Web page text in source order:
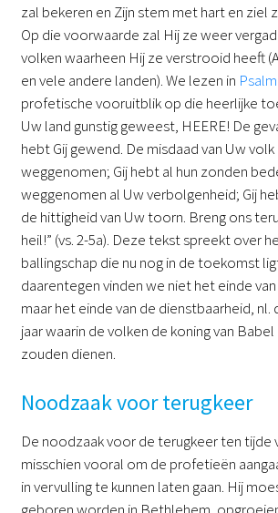
zal bekeren en Zijn stem met hart en ziel
Op die voorwaarde zal Hij ze weer
volken waarheen Hij ze verstrooid heeft
en vele andere landen). We lezen in
profetische vooruitblik op die heerlijke
Uw land gunstig geweest, HEERE! De
hebt Gij gewend. De misdaad van Uw volk
weggenomen; Gij hebt al hun zonden
weggenomen al Uw verbolgenheid; Gij
de hittigheid van Uw toorn. Breng ons
heil!” (vs. 2-5a). Deze tekst spreekt over
ballingschap die nu nog in de toekomst
daarentegen vinden we niet het einde
maar het einde van de dienstbaarheid, nl.
jaar waarin de volken de koning van
zouden dienen.
Noodzaak voor terugkeer
De noodzaak voor de terugkeer ten tijde
misschien vooral om de profetieën
in vervulling te kunnen laten gaan. Hij